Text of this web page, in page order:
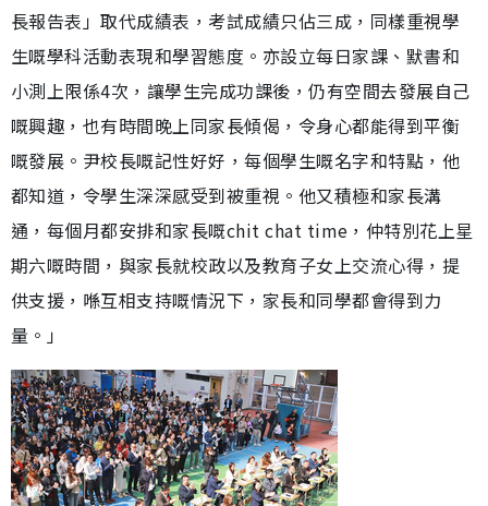
長報告表」取代成績表，考試成績只佔三成，同樣重視學
生嘅學科活動表現和學習態度。亦設立每日家課、默書和
小測上限係4次，讓學生完成功課後，仍有空間去發展自己
嘅興趣，也有時間晚上同家長傾偈，令身心都能得到平衡
嘅發展。尹校長嘅記性好好，每個學生嘅名字和特點，他
都知道，令學生深深感受到被重視。他又積極和家長溝
通，每個月都安排和家長嘅chit chat time，仲特別花上星
期六嘅時間，與家長就校政以及教育子女上交流心得，提
供支援，喺互相支持嘅情況下，家長和同學都會得到力
量。」